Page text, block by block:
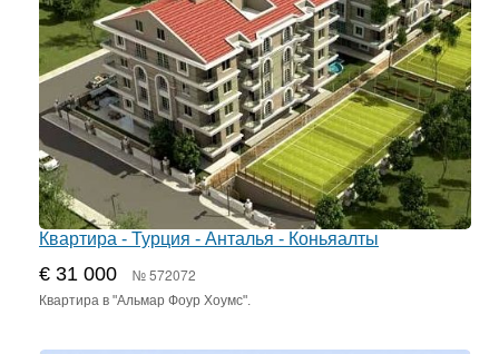
Квартира - Турция - Анталья - Коньяалты
€ 31 000 № 572072
Квартира в "Альмар Фоур Хоумс".